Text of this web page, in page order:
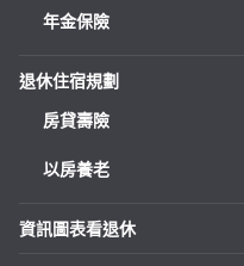
年金保險
退休住宿規劃
房貸壽險
以房養老
資訊圖表看退休